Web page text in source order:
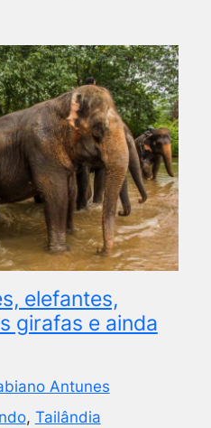
elefantes,
girafas e ainda
Antunes
, Tailândia